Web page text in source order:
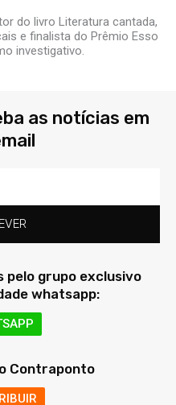
do livro Literatura cantada,
e finalista do Prêmio Esso
investigativo.
as notícias em
pelo grupo exclusivo
whatsapp:
Contraponto